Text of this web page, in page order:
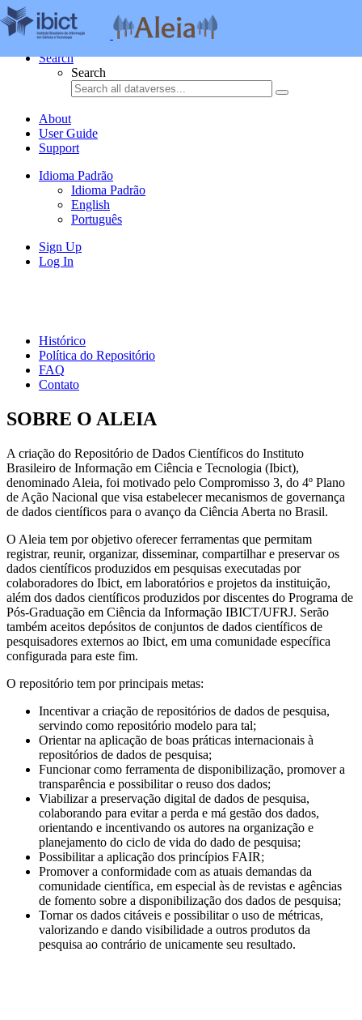
Skip to main content
Toggle navigation
Search
Search
About
User Guide
Support
Idioma Padrão
Idioma Padrão
English
Português
Sign Up
Log In
Histórico
Política do Repositório
FAQ
Contato
SOBRE O ALEIA
A criação do Repositório de Dados Científicos do Instituto
Brasileiro de Informação em Ciência e Tecnologia (Ibict),
denominado Aleia, foi motivado pelo Compromisso 3, do 4º Plano
de Ação Nacional que visa estabelecer mecanismos de governança
de dados científicos para o avanço da Ciência Aberta no Brasil.
O Aleia tem por objetivo oferecer ferramentas que permitam
registrar, reunir, organizar, disseminar, compartilhar e preservar os
dados científicos produzidos em pesquisas executadas por
colaboradores do Ibict, em laboratórios e projetos da instituição,
além dos dados científicos produzidos por discentes do Programa de
Pós-Graduação em Ciência da Informação IBICT/UFRJ. Serão
também aceitos depósitos de conjuntos de dados científicos de
pesquisadores externos ao Ibict, em uma comunidade específica
configurada para este fim.
O repositório tem por principais metas:
Incentivar a criação de repositórios de dados de pesquisa,
servindo como repositório modelo para tal;
Orientar na aplicação de boas práticas internacionais à
repositórios de dados de pesquisa;
Funcionar como ferramenta de disponibilização, promover a
transparência e possibilitar o reuso dos dados;
Viabilizar a preservação digital de dados de pesquisa,
colaborando para evitar a perda e má gestão dos dados,
orientando e incentivando os autores na organização e
planejamento do ciclo de vida do dado de pesquisa;
Possibilitar a aplicação dos princípios FAIR;
Promover a conformidade com as atuais demandas da
comunidade científica, em especial às de revistas e agências
de fomento sobre a disponibilização dos dados de pesquisa;
Tornar os dados citáveis e possibilitar o uso de métricas,
valorizando e dando visibilidade a outros produtos da
pesquisa ao contrário de unicamente seu resultado.